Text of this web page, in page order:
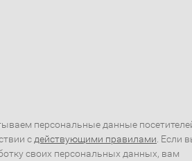
персональные данные
с действующими правилами . Если
своих персональных данных, вам